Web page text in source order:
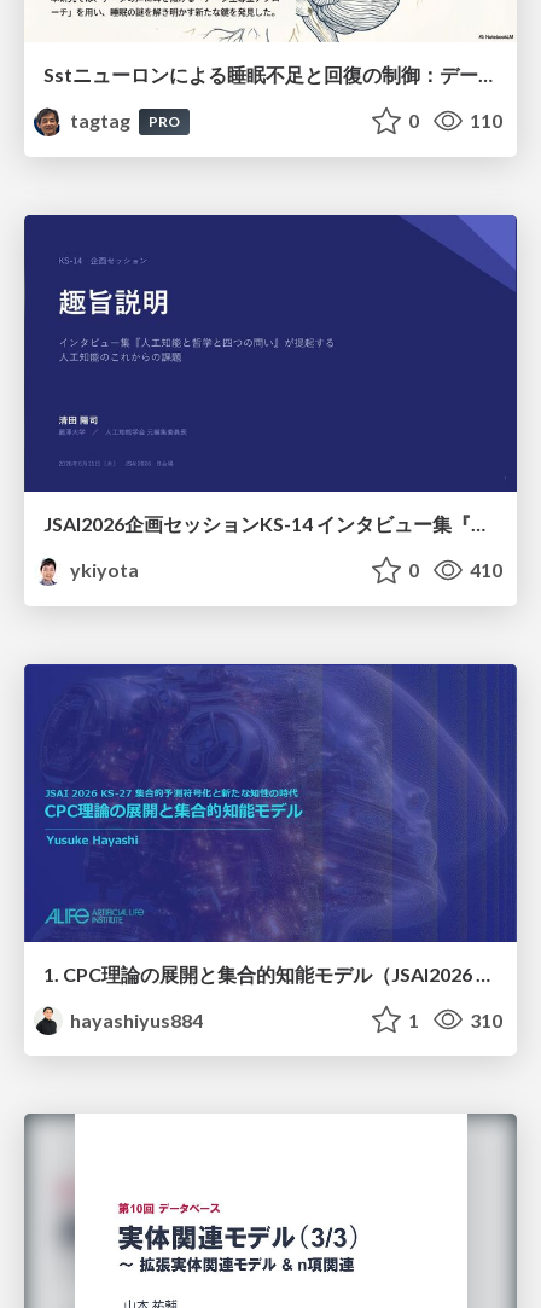
tagtag
PRO 0 110
JSAI2026企画セッションKS-14 インタビュー集『⼈⼯知能と哲学と四つの問い』が提起する⼈⼯知能のこれからの課題 趣旨説明 / JSAI2026 Special Session: A Collection of Interviews, “Artificial Intelligence, Philosophy, and Four Questions”
ykiyota
0 410
hayashiyus884
1 310